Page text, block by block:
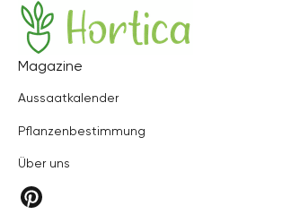
Hortica
Magazine
Aussaatkalender
Pflanzenbestimmung
Über uns